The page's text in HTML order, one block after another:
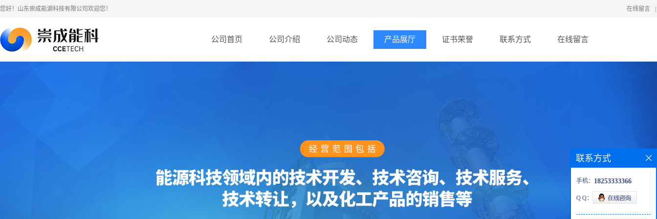
您好！山东崇成能源科技有限公司欢迎您！ 在线留言
公司首页 公司介绍 公司动态 产品展厅 证书荣誉 联系方式 在线留言
联系方式
手机： 18253333366
Q Q：